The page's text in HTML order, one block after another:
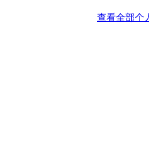
查看全部个